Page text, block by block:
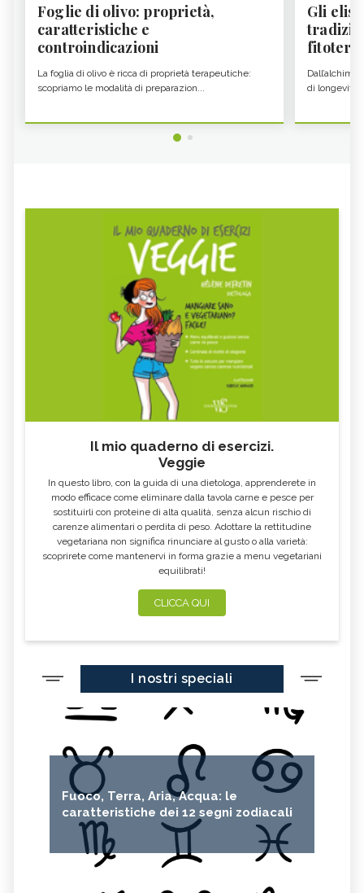
Foglie di olivo: proprietà,
caratteristiche e
controindicazioni
La foglia di olivo è ricca di proprietà terapeutiche:
scopriamo le modalità di preparazion...
Gli
fitoter...
di longevità
Il mio quaderno di esercizi.
Veggie
In questo libro, con la guida di una dietologa, apprenderete in
modo efficace come eliminare dalla tavola carne e pesce per
sostituirli con proteine di alta qualità, senza alcun rischio di
carenze alimentari o perdita di peso. Adottare la rettitudine
vegetariana non significa rinunciare al gusto o alla varietà:
scoprirete come mantenervi in forma grazie a menu vegetariani
equilibrati!
CLICCA QUI
I nostri speciali
Fuoco, Terra, Aria, Acqua: le
caratteristiche dei 12 segni zodiacali